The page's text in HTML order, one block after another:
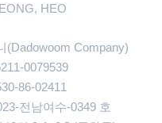
HEO
(Dadowoom Company)
0079539
86-02411
전남여수-0349 호